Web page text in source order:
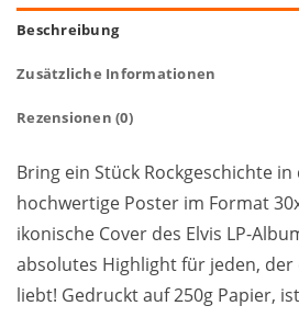
Beschreibung
Zusätzliche Informationen
Rezensionen (0)
Bring ein Stück Rockgeschichte
hochwertige Poster im Format
ikonische Cover des Elvis LP-
absolutes Highlight für jeden, der
liebt! Gedruckt auf 250g Papier,